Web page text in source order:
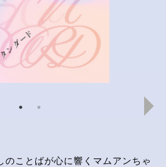
のことばが心に響くマムアンちゃ